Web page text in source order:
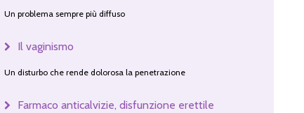
Un problema sempre più diffuso
Il vaginismo
Un disturbo che rende dolorosa la penetrazione
Farmaco anticalvizie, disfunzione erettile